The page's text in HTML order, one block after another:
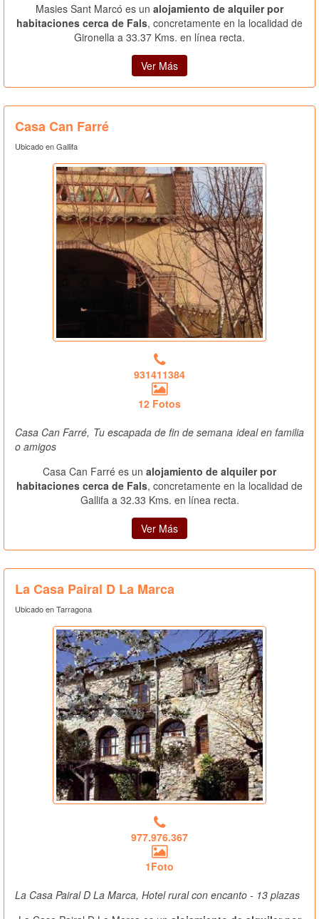
Masies Sant Marcó es un alojamiento de alquiler por
habitaciones cerca de Fals, concretamente en la localidad de
Gironella a 33.37 Kms. en línea recta.
Ver Más
Casa Can Farré
Ubicado en Gallifa
931411384
12 Fotos
Casa Can Farré, Tu escapada de fin de semana ideal en familia
o amigos
Casa Can Farré es un alojamiento de alquiler por
habitaciones cerca de Fals, concretamente en la localidad de
Gallifa a 32.33 Kms. en línea recta.
Ver Más
La Casa Pairal D La Marca
Ubicado en Tarragona
977.976.367
1Foto
La Casa Pairal D La Marca, Hotel rural con encanto - 13 plazas